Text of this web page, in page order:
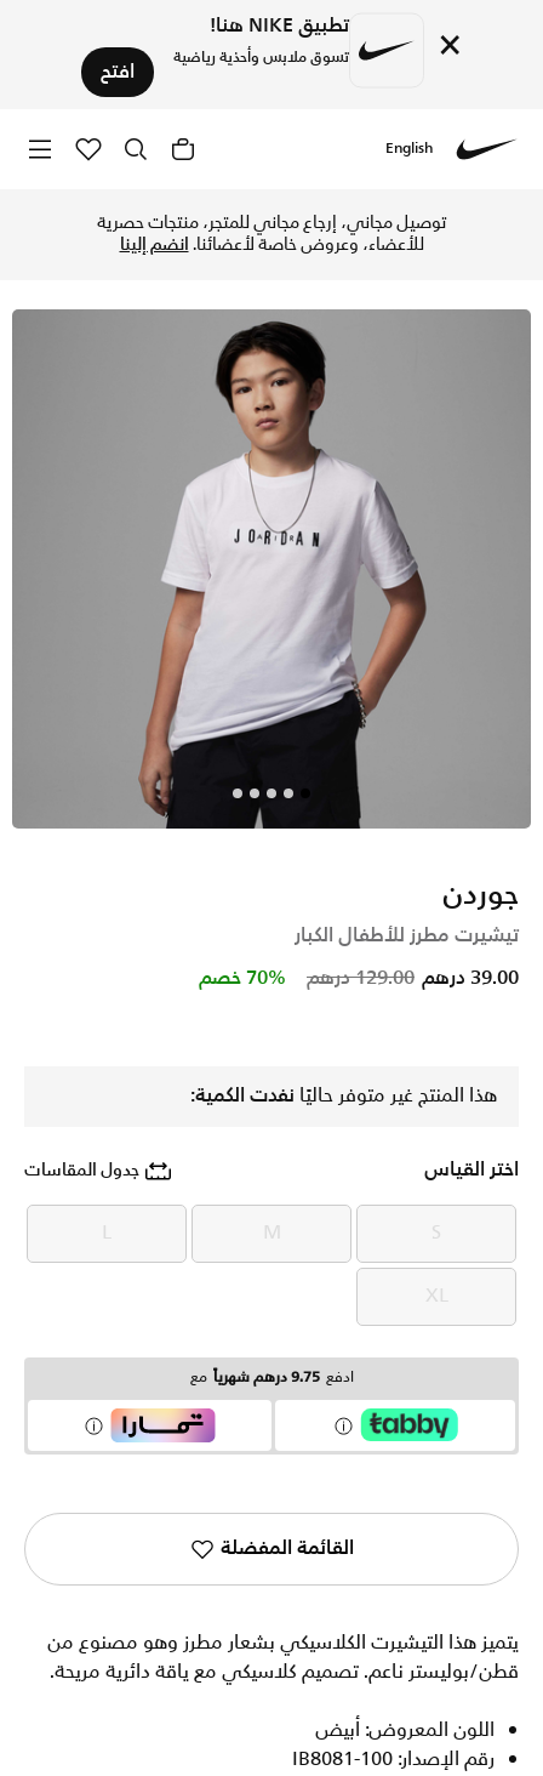
× تطبيق NIKE هنا!
تسوق ملابس وأحذية رياضية افتح
English
توصيل مجاني، إرجاع مجاني للمتجر، منتجات حصرية
للأعضاء، وعروض خاصة لأعضائنا.انضم إلينا
جوردن
تيشيرت مطرز للأطفال الكبار
Price reduced from
129.00 درهم to 39.00 درهم 70% خصم
هذا المنتج غير متوفر حاليًا نفدت الكمية:
اختر القياس جدول المقاسات
S
S
M
M
L
L
XL
XL
ادفع 9.75 درهم شهرياً مع
القائمة المفضلة
يتميز هذا التيشيرت الكلاسيكي بشعار مطرز وهو مصنوع من
قطن/بوليستر ناعم. تصميم كلاسيكي مع ياقة دائرية مريحة.
اللون المعروض: أبيض
رقم الإصدار: IB8081-100